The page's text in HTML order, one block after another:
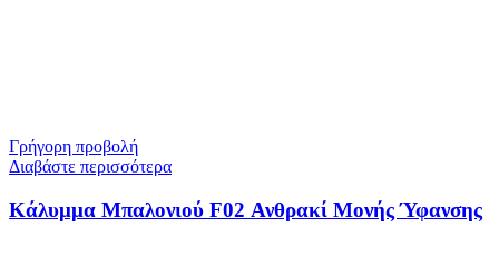
Γρήγορη προβολή
Διαβάστε περισσότερα
Κάλυμμα Μπαλονιού F02 Ανθρακί Μονής Ύφανσης